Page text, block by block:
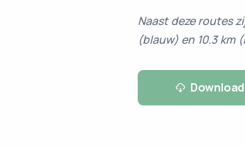
Naast deze routes
(blauw) en 10.3 km